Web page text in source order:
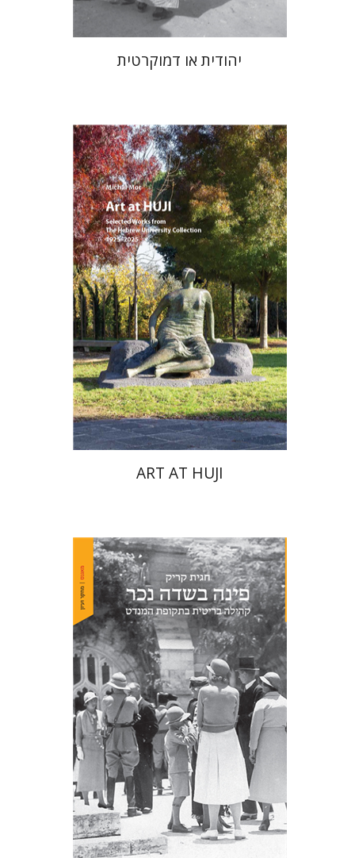
יהודית או דמוקרטית
מיכל מור
הנחת אתר ספר מודפס
$85
$76
ART AT HUJI
חגית קריק
הנחת אתר ספר מודפס
$46
$41